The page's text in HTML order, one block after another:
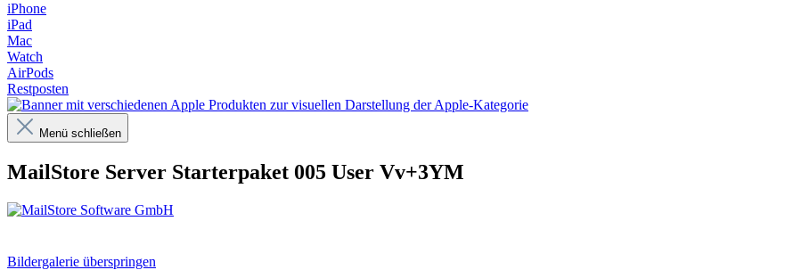
iPhone
iPad
Mac
Watch
AirPods
Restposten
Menü schließen
MailStore Server Starterpaket 005 User Vv+3YM
Bildergalerie überspringen